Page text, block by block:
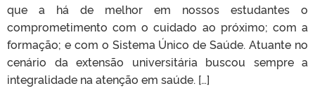
que a há de melhor em nossos estudantes o
comprometimento com o cuidado ao próximo; com a
formação; e com o Sistema Único de Saúde. Atuante no
cenário da extensão universitária buscou sempre a
integralidade na atenção em saúde. […]